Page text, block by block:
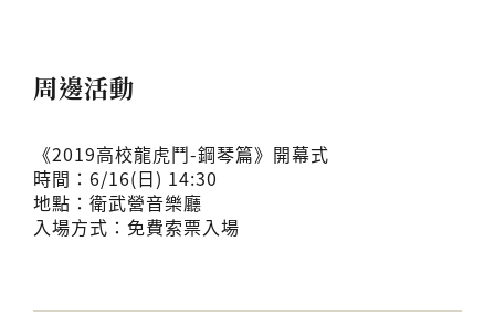
周邊活動
《2019高校龍虎鬥-鋼琴篇》開幕式
時間：6/16(日) 14:30
地點：衛武營音樂廳
入場方式：免費索票入場